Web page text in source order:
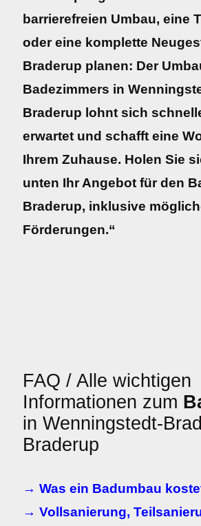
barrierefreien Umbau, eine
oder eine komplette
Braderup planen: Der
Badezimmers in
Braderup lohnt sich
erwartet und schafft eine
Ihrem Zuhause. Holen Sie
unten Ihr Angebot für den
Braderup, inklusive
Förderungen.“
FAQ / Alle wichtigen
Informationen zum
in Wenningstedt-
Braderup
→ Was ein Badumbau
→ Vollsanierung,